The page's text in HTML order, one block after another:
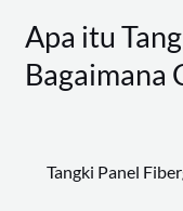
Apa itu
Bagaimana
Tangki Panel
Apa
itu
Tangki
Bagaimana